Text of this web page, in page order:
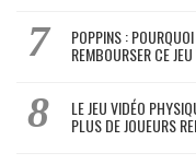
POPPINS :
REMBOURSER CE
LE JEU VIDÉO
PLUS DE JOUEURS